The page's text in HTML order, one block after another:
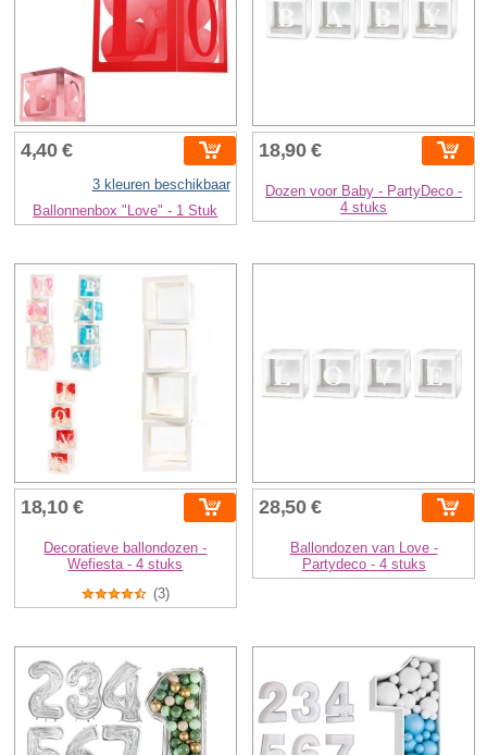
4,40 €
3 kleuren beschikbaar
Ballonnenbox "Love" - 1 Stuk
18,90 €
Dozen voor Baby - PartyDeco -
4 stuks
18,10 €
Decoratieve ballondozen -
Wefiesta - 4 stuks
(3)
28,50 €
Ballondozen van Love -
Partydeco - 4 stuks